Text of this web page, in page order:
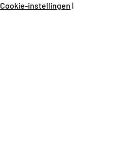
Cookie-instellingen |